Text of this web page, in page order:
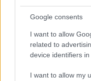
Google consents
I want to allow
related to
device identifiers in
I want to allow my